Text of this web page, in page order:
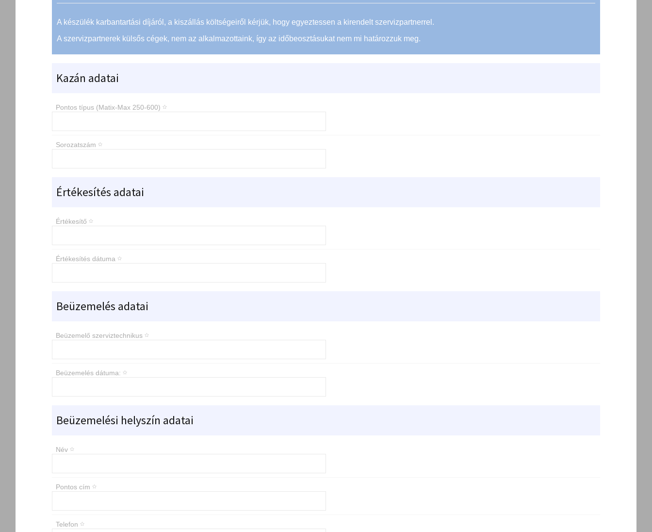
A készülék karbantartási díjáról, a kiszállás költségeiről kérjük, hogy egyeztessen a kirendelt szervizpartnerrel.
A szervizpartnerek külsős cégek, nem az alkalmazottaink, így az időbeosztásukat nem mi határozzuk meg.
Kazán adatai
Pontos típus (Matix-Max 250-600)
Sorozatszám
Értékesítés adatai
Értékesítő
Értékesítés dátuma
Beüzemelés adatai
Beüzemelő szerviztechnikus
Beüzemelés dátuma:
Beüzemelési helyszín adatai
Név
Pontos cím
Telefon